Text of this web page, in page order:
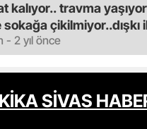
- 2 yıl önce
kalıyor.. travma
çikilmiyor..dışkı
ve taksi olmadan eve
bıktık.mama
bu vahşi
yapılıyor.iki gün aç
bu kopekler
SİVAS